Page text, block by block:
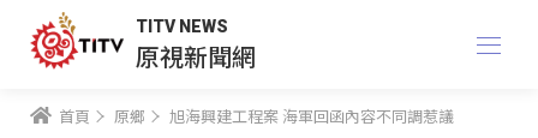
TITV NEWS
原視新聞網
首頁 原鄉 旭海興建工程案 海軍回函內容不同調惹議